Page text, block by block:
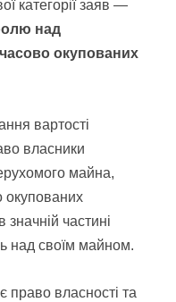
категорії заяв —
над
окупованих
вартості
власники
майна,
окупованих
значній частині
над своїм майном.
право власності та